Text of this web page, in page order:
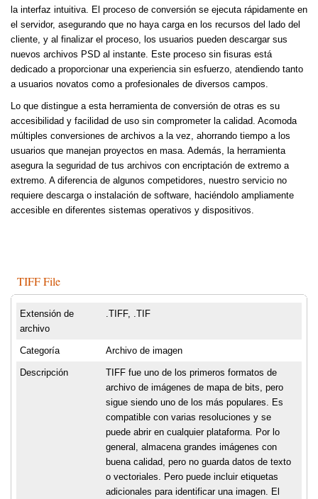
la interfaz intuitiva. El proceso de conversión se ejecuta rápidamente en
el servidor, asegurando que no haya carga en los recursos del lado del
cliente, y al finalizar el proceso, los usuarios pueden descargar sus
nuevos archivos PSD al instante. Este proceso sin fisuras está
dedicado a proporcionar una experiencia sin esfuerzo, atendiendo tanto
a usuarios novatos como a profesionales de diversos campos.
Lo que distingue a esta herramienta de conversión de otras es su
accesibilidad y facilidad de uso sin comprometer la calidad. Acomoda
múltiples conversiones de archivos a la vez, ahorrando tiempo a los
usuarios que manejan proyectos en masa. Además, la herramienta
asegura la seguridad de tus archivos con encriptación de extremo a
extremo. A diferencia de algunos competidores, nuestro servicio no
requiere descarga o instalación de software, haciéndolo ampliamente
accesible en diferentes sistemas operativos y dispositivos.
TIFF File
Extensión de
archivo
.TIFF, .TIF
Categoría Archivo de imagen
Descripción
TIFF fue uno de los primeros formatos de
archivo de imágenes de mapa de bits, pero
sigue siendo uno de los más populares. Es
compatible con varias resoluciones y se
puede abrir en cualquier plataforma. Por lo
general, almacena grandes imágenes con
buena calidad, pero no guarda datos de texto
o vectoriales. Pero puede incluir etiquetas
adicionales para identificar una imagen. El